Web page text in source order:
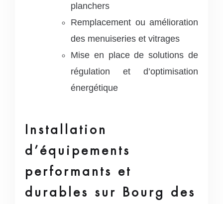
planchers
Remplacement ou amélioration
des menuiseries et vitrages
Mise en place de solutions de
régulation et d’optimisation
énergétique
Installation
d’équipements
performants et
durables sur Bourg des